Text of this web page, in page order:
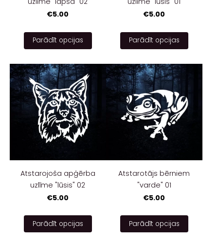
€5.00
Parādīt opcijas
€5.00
Parādīt opcijas
Atstarojoša apģērba
uzlīme "lūsis" 02
€5.00
Parādīt opcijas
Atstarotājs bērniem
"varde" 01
€5.00
Parādīt opcijas